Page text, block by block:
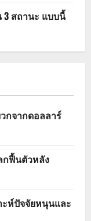
3 สถานะ แบบนี้
กจากดอลลาร์
กฟื้นตัวหลัง
ะห์ปัจจัยหนุนและ